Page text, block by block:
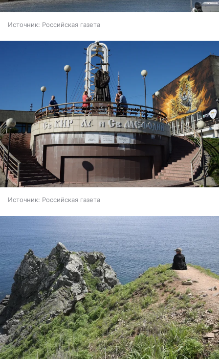
Источник: Российская газета
Источник: Российская газета